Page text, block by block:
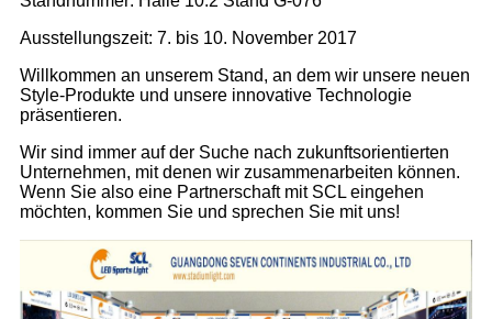
Ausstellungszeit: 7. bis 10. November 2017
Willkommen an unserem Stand, an dem wir unsere neuen
Style-Produkte und unsere innovative Technologie
präsentieren.
Wir sind immer auf der Suche nach zukunftsorientierten
Unternehmen, mit denen wir zusammenarbeiten können.
Wenn Sie also eine Partnerschaft mit SCL eingehen
möchten, kommen Sie und sprechen Sie mit uns!